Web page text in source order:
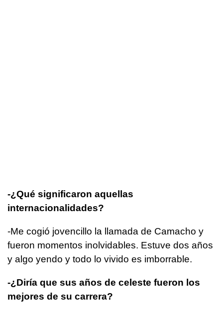
-¿Qué significaron aquellas
internacionalidades?
-Me cogió jovencillo la llamada de Camacho y
fueron momentos inolvidables. Estuve dos años
y algo yendo y todo lo vivido es imborrable.
-¿Diría que sus años de celeste fueron los
mejores de su carrera?